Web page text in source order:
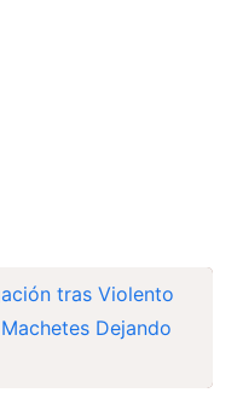
tras Violento
Dejando